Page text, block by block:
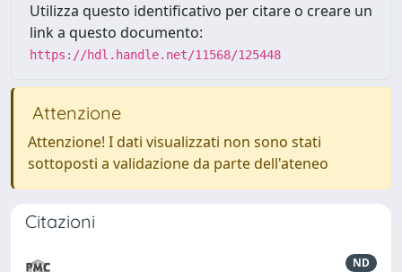
Utilizza questo identificativo per citare o creare un
link a questo documento:
https://hdl.handle.net/11568/125448
Attenzione
Attenzione! I dati visualizzati non sono stati
sottoposti a validazione da parte dell'ateneo
Citazioni
ND